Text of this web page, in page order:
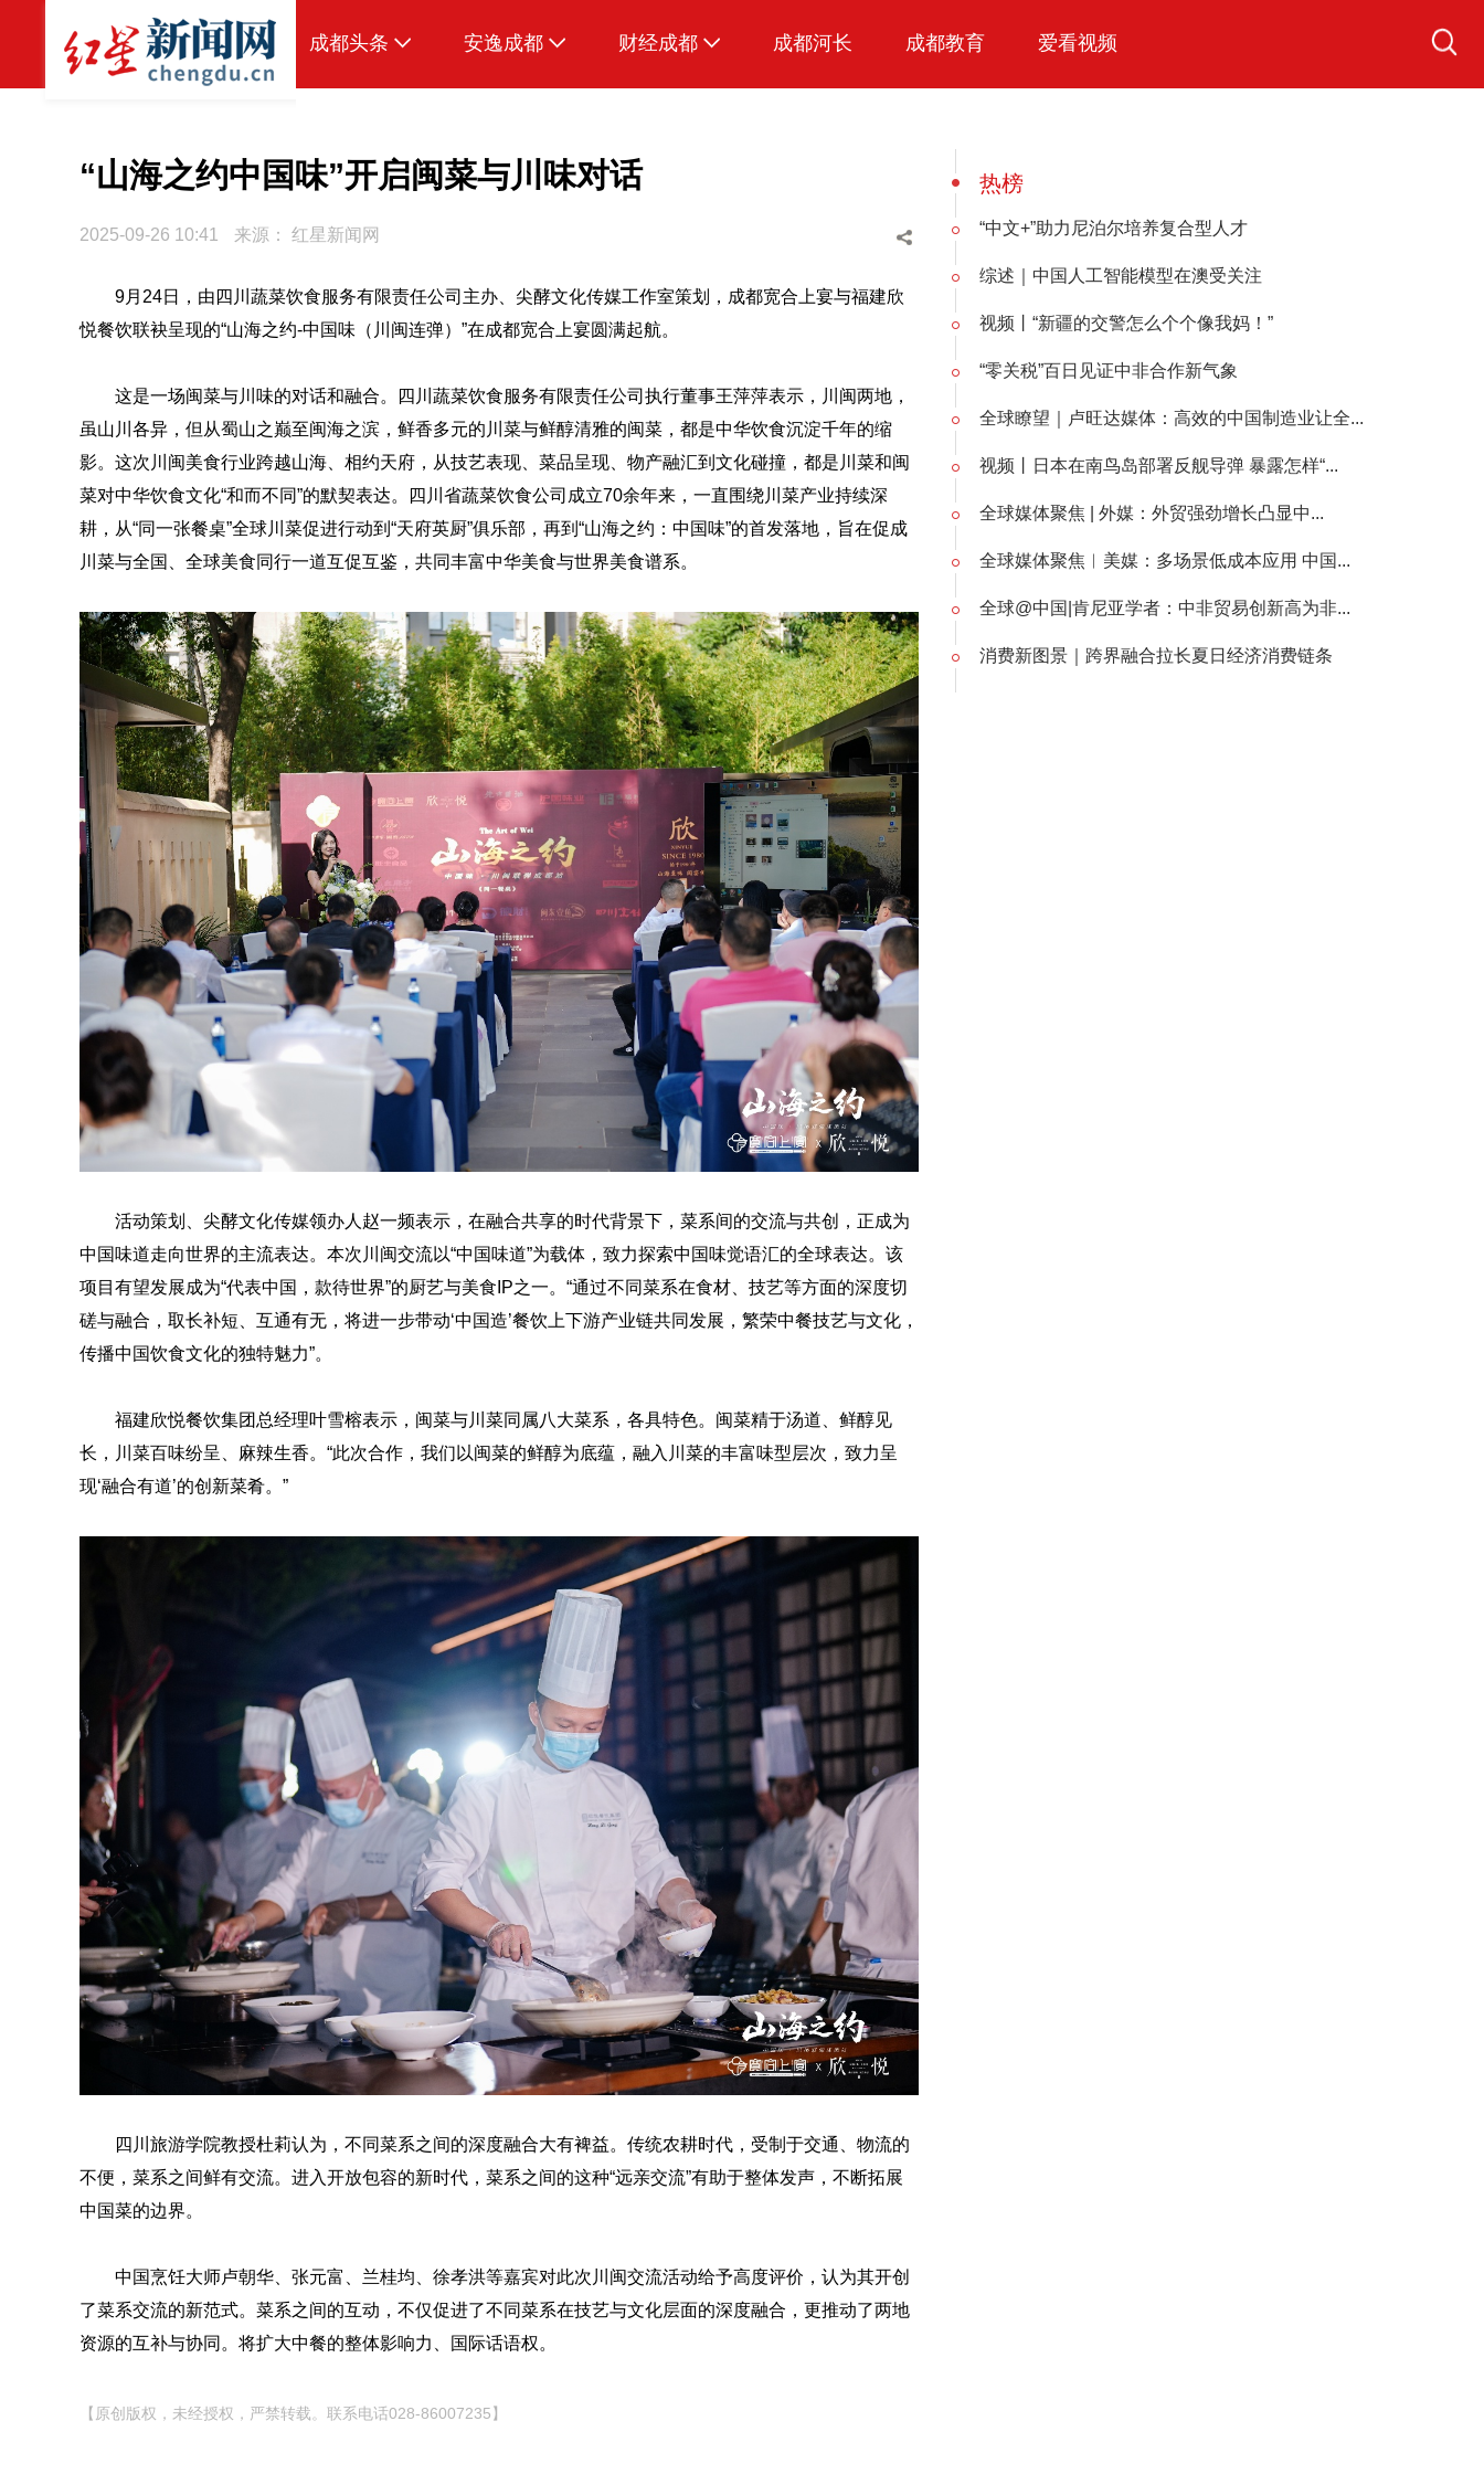
成都头条
本地
头条智造
传真机
公示
安逸成都
美食
财经成都 成都河长 成都教育 爱看视频
“山海之约中国味”开启闽菜与川味对话
2025-09-26 10:41 来源： 红星新闻网
9月24日，由四川蔬菜饮食服务有限责任公司主办、尖酵文化传媒工作室策划，成都宽合上宴与福建欣
悦餐饮联袂呈现的“山海之约-中国味（川闽连弹）”在成都宽合上宴圆满起航。
这是一场闽菜与川味的对话和融合。四川蔬菜饮食服务有限责任公司执行董事王萍萍表示，川闽两地，
虽山川各异，但从蜀山之巅至闽海之滨，鲜香多元的川菜与鲜醇清雅的闽菜，都是中华饮食沉淀千年的缩
影。这次川闽美食行业跨越山海、相约天府，从技艺表现、菜品呈现、物产融汇到文化碰撞，都是川菜和闽
菜对中华饮食文化“和而不同”的默契表达。四川省蔬菜饮食公司成立70余年来，一直围绕川菜产业持续深
耕，从“同一张餐桌”全球川菜促进行动到“天府英厨”俱乐部，再到“山海之约：中国味”的首发落地，旨在促成
川菜与全国、全球美食同行一道互促互鉴，共同丰富中华美食与世界美食谱系。
活动策划、尖酵文化传媒领办人赵一频表示，在融合共享的时代背景下，菜系间的交流与共创，正成为
中国味道走向世界的主流表达。本次川闽交流以“中国味道”为载体，致力探索中国味觉语汇的全球表达。该
项目有望发展成为“代表中国，款待世界”的厨艺与美食IP之一。“通过不同菜系在食材、技艺等方面的深度切
磋与融合，取长补短、互通有无，将进一步带动‘中国造’餐饮上下游产业链共同发展，繁荣中餐技艺与文化，
传播中国饮食文化的独特魅力”。
福建欣悦餐饮集团总经理叶雪榕表示，闽菜与川菜同属八大菜系，各具特色。闽菜精于汤道、鲜醇见
长，川菜百味纷呈、麻辣生香。“此次合作，我们以闽菜的鲜醇为底蕴，融入川菜的丰富味型层次，致力呈
现‘融合有道’的创新菜肴。”
四川旅游学院教授杜莉认为，不同菜系之间的深度融合大有裨益。传统农耕时代，受制于交通、物流的
不便，菜系之间鲜有交流。进入开放包容的新时代，菜系之间的这种“远亲交流”有助于整体发声，不断拓展
中国菜的边界。
中国烹饪大师卢朝华、张元富、兰桂均、徐孝洪等嘉宾对此次川闽交流活动给予高度评价，认为其开创
了菜系交流的新范式。菜系之间的互动，不仅促进了不同菜系在技艺与文化层面的深度融合，更推动了两地
资源的互补与协同。将扩大中餐的整体影响力、国际话语权。
【原创版权，未经授权，严禁转载。联系电话028-86007235】
热榜
“中文+”助力尼泊尔培养复合型人才
综述｜中国人工智能模型在澳受关注
视频丨“新疆的交警怎么个个像我妈！”
“零关税”百日见证中非合作新气象
全球瞭望｜卢旺达媒体：高效的中国制造业让全...
视频丨日本在南鸟岛部署反舰导弹 暴露怎样“...
全球媒体聚焦 | 外媒：外贸强劲增长凸显中...
全球媒体聚焦︱美媒：多场景低成本应用 中国...
全球@中国|肯尼亚学者：中非贸易创新高为非...
消费新图景｜跨界融合拉长夏日经济消费链条